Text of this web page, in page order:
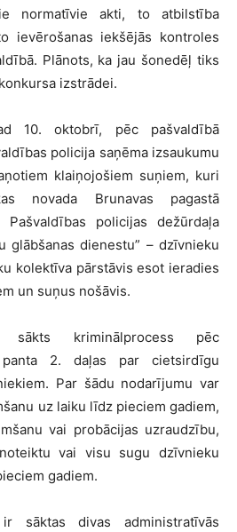
normatīvie akti, to atbilstība
ievērošanas iekšējās kontroles
Plānots, ka jau šonedēļ tiks
izstrādei.
10. oktobrī, pēc pašvaldībā
policija saņēma izsaukumu
klaiņojošiem suņiem, kuri
novada Brunavas pagastā
Pašvaldības policijas dežūrdaļa
glābšanas dienestu” – dzīvnieku
kolektīva pārstāvis esot ieradies
un suņus nošāvis.
kriminālprocess pēc
panta 2. daļas par cietsirdīgu
Par šādu nodarījumu var
uz laiku līdz pieciem gadiem,
vai probācijas uzraudzību,
vai visu sugu dzīvnieku
gadiem.
sāktas divas administratīvās